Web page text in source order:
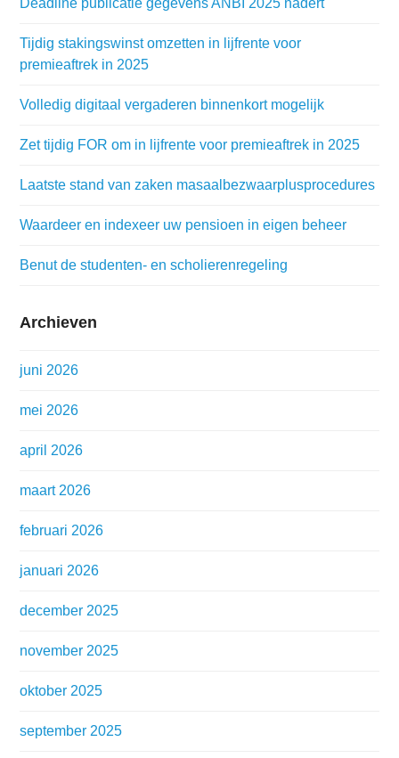
Deadline publicatie gegevens ANBI 2025 nadert
Tijdig stakingswinst omzetten in lijfrente voor
premieaftrek in 2025
Volledig digitaal vergaderen binnenkort mogelijk
Zet tijdig FOR om in lijfrente voor premieaftrek in 2025
Laatste stand van zaken masaalbezwaarplusprocedures
Waardeer en indexeer uw pensioen in eigen beheer
Benut de studenten- en scholierenregeling
Archieven
juni 2026
mei 2026
april 2026
maart 2026
februari 2026
januari 2026
december 2025
november 2025
oktober 2025
september 2025